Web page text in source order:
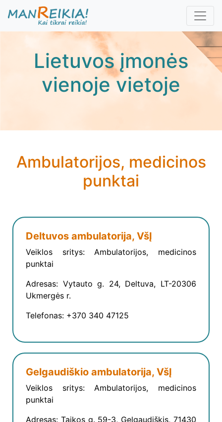
pagrindinį
Lietuvos įmonės
vienoje vietoje
Ambulatorijos, medicinos
punktai
Deltuvos ambulatorija, VšĮ
Veiklos sritys: Ambulatorijos, medicinos
punktai
Adresas: Vytauto g. 24, Deltuva, LT-20306
Ukmergės r.
Telefonas: +370 340 47125
Gelgaudiškio ambulatorija, VšĮ
Veiklos sritys: Ambulatorijos, medicinos
punktai
Adresas: Taikos g. 59-3, Gelgaudiškis, 71430